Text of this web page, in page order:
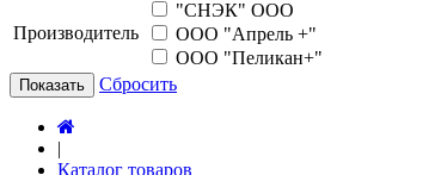
Производитель
"СНЭК" ООО
ООО "Апрель +"
ООО "Пеликан+"
Показать Сбросить
|
Каталог товаров